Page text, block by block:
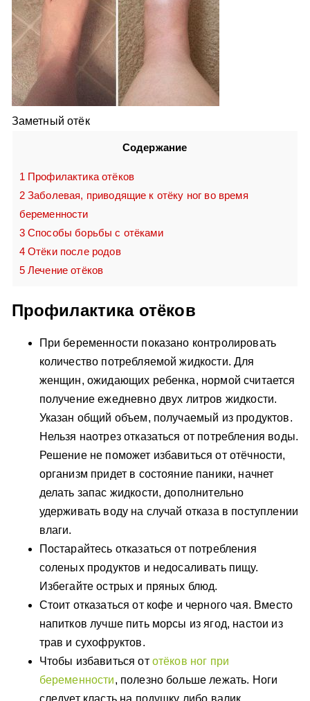
Заметный отёк
Содержание
1 Профилактика отёков
2Заболевая, приводящие к отёку ног во время
беременности
3Способы борьбы с отёками
4Отёки после родов
5Лечение отёков
Профилактика отёков
При беременности показано контролировать
количество потребляемой жидкости. Для
женщин, ожидающих ребенка, нормой считается
получение ежедневно двух литров жидкости.
Указан общий объем, получаемый из продуктов.
Нельзя наотрез отказаться от потребления воды.
Решение не поможет избавиться от отёчности,
организм придет в состояние паники, начнет
делать запас жидкости, дополнительно
удерживать воду на случай отказа в поступлении
влаги.
Постарайтесь отказаться от потребления
соленых продуктов и недосаливать пищу.
Избегайте острых и пряных блюд.
Стоит отказаться от кофе и черного чая. Вместо
напитков лучше пить морсы из ягод, настои из
трав и сухофруктов.
Чтобы избавиться от отёков ног при
беременности, полезно больше лежать. Ноги
следует класть на подушку либо валик.